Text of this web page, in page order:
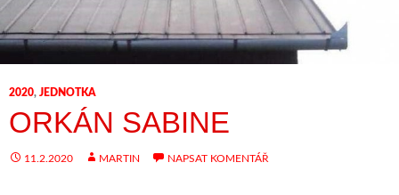
2020, JEDNOTKA
ORKÁN SABINE
11.2.2020 MARTIN NAPSAT KOMENTÁŘ